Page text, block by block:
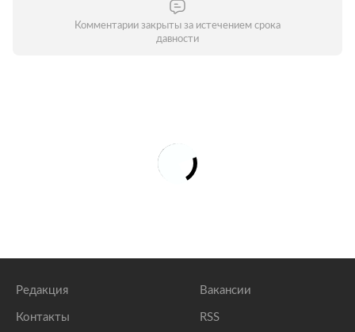
Комментарии закрыты за истечением срока
давности
Редакция
Контакты
Вакансии
RSS